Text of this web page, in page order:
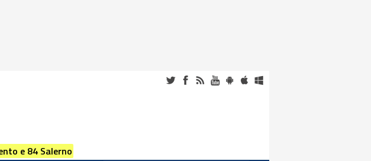
e 84 Salerno